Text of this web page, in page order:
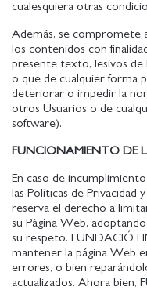
cualesquiera otras
Además, se compromete
los contenidos con
presente texto, lesivos de
o que de cualquier forma
deteriorar o impedir la
otros Usuarios o de
software).
FUNCIONAMIENTO DE
En caso de
las Políticas de Privacidad
reserva el derecho a
su Página Web,
su respeto. FUNDACIÓ
mantener la página Web
errores, o bien
actualizados. Ahora bien,